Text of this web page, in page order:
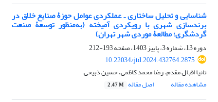
شناسایی و تحلیل ساختاری ـ عملکردی عوامل حوزۀ صنایع خلاق در
برندسازی شهری با رویکردی آمیخته (به‌منظور توسعۀ صنعت
گردشگری؛ مطالعۀ موردی شهر تهران)
دوره 13، شماره 3، پاییز 1403، صفحه
193-212
10.22034/jtd.2024.432764.2875
تانیا اقبال مقدم، رضا محمد کاظمی، حسین ذبیحی
مشاهده مقاله
اصل مقاله 2.47 M